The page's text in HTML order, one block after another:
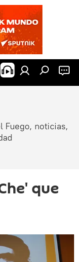
Fuego, noticias,
que